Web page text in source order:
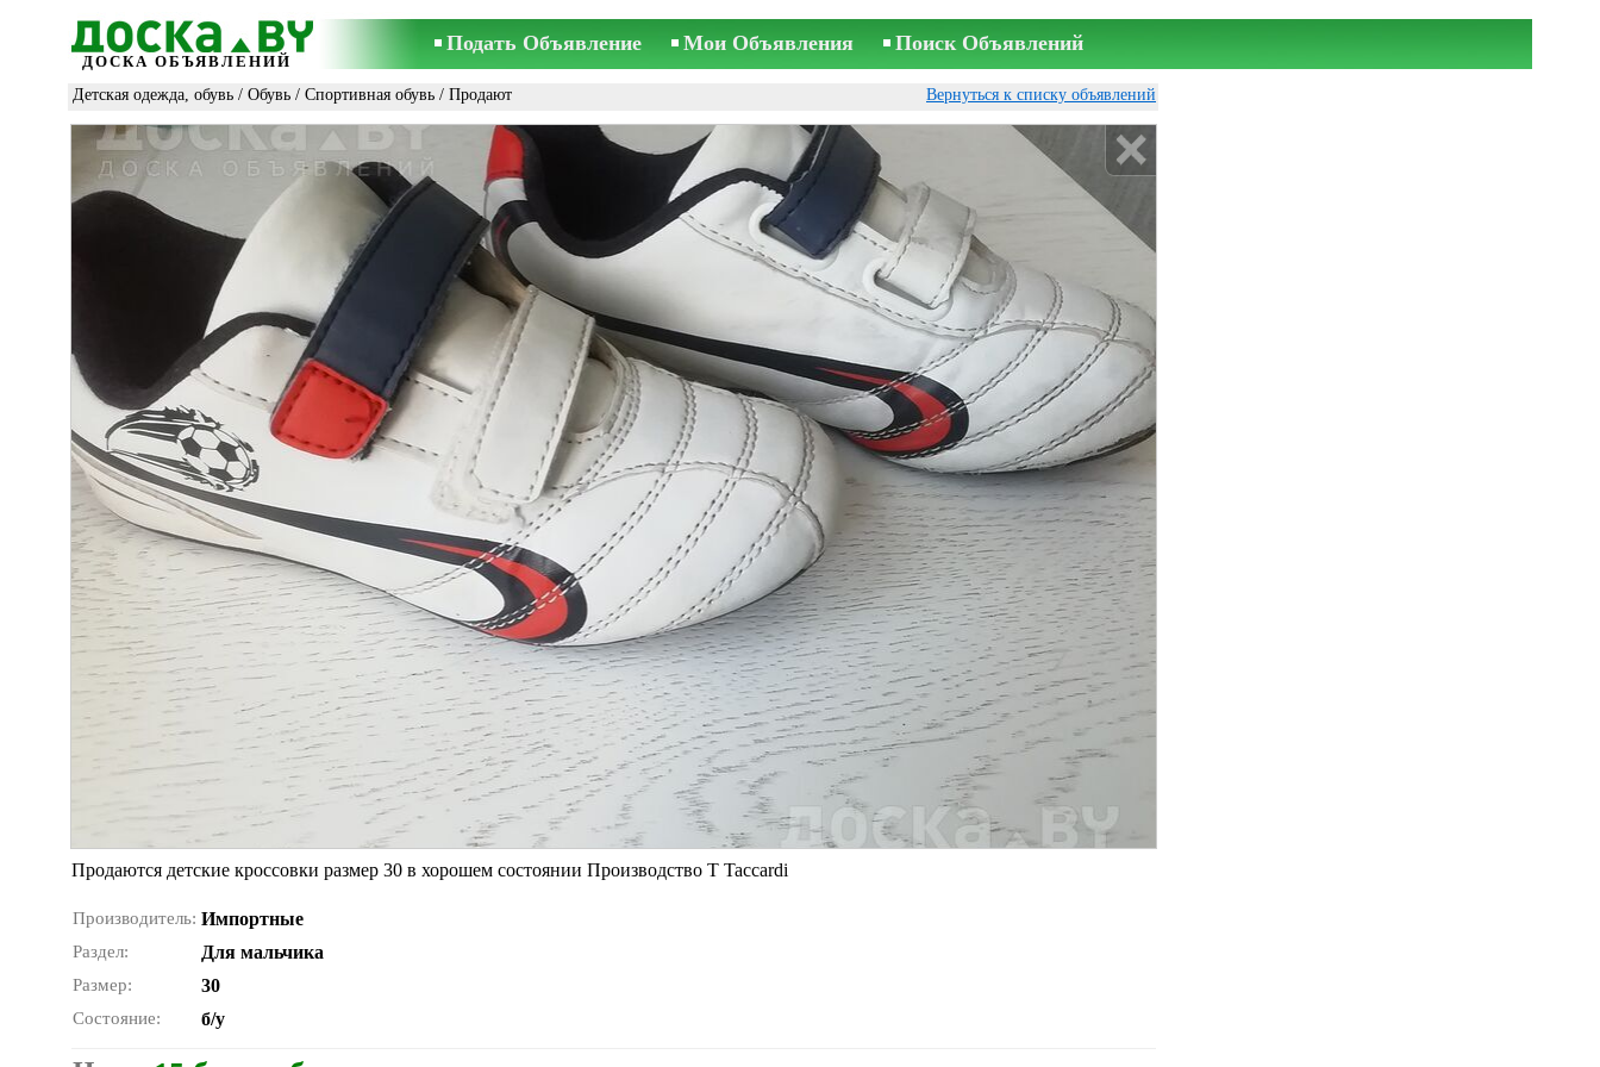
ДОСКА ОБЪЯВЛЕНИЙ
Подать Объявление Мои Объявления Поиск Объявлений
Детская одежда, обувь / Обувь / Спортивная обувь / Продают Вернуться к списку объявлений
Продаются детские кроссовки размер 30 в хорошем состоянии Производство T Taccardi
Производитель: Импортные
Раздел: Для мальчика
Размер: 30
Состояние: б/у